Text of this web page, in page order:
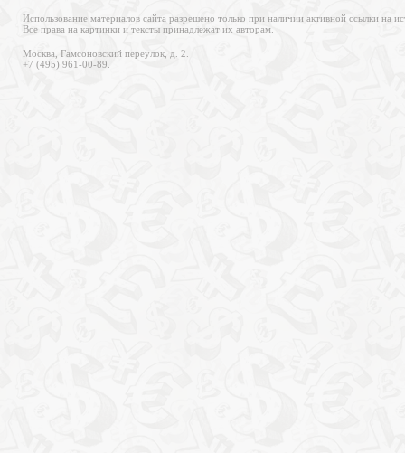
Использование материалов сайта разрешено только при наличии активной ссылки на
Все права на картинки и тексты принадлежат их авторам.
Москва, Гамсоновский переулок, д. 2.
+7 (495) 961-00-89.